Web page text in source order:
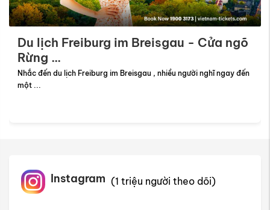
Du lịch Freiburg im Breisgau - Cửa ngõ
Rừng ...
Nhắc đến du lịch Freiburg im Breisgau , nhiều người nghĩ ngay đến
một ...
Instagram (1 triệu người theo dõi)